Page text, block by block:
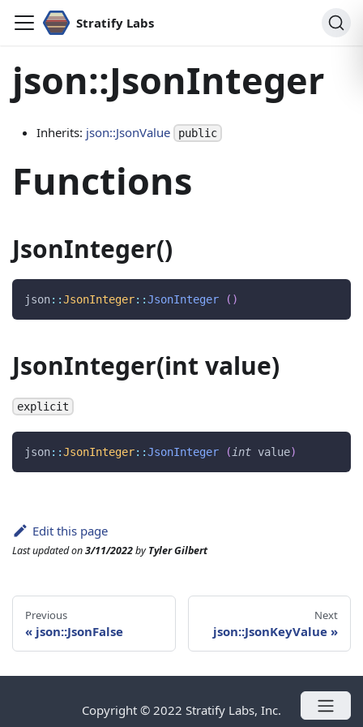
Stratify Labs
json::JsonInteger
Inherits: json::JsonValue public
Functions
JsonInteger()
json::JsonInteger::JsonInteger ( )
JsonInteger(int value)
explicit
json::JsonInteger::JsonInteger ( int value)
Edit this page
Last updatedon3/11/2022byTyler Gilbert
Previous
« json::JsonFalse
Next
json::JsonKeyValue »
Copyright © 2022 Stratify Labs, Inc.